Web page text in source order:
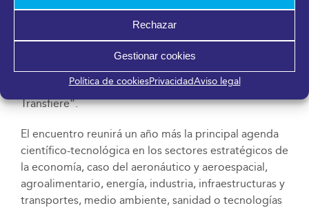
Rechazar
Gestionar cookies
Política de cookiesPrivacidadAviso legal
evento”, donde ha querido destacar que la
“hibridación es la materia prima de las grandes
ideas”, que al igual que existe enriquecimiento
mutuo entre industria y turismo, “también pueden
hacerlo academia y empresa, y todo esto es
Transfiere”.
El encuentro reunirá un año más la principal agenda
científico-tecnológica en los sectores estratégicos de
la economía, caso del aeronáutico y aeroespacial,
agroalimentario, energía, industria, infraestructuras y
transportes, medio ambiente, sanidad o tecnologías